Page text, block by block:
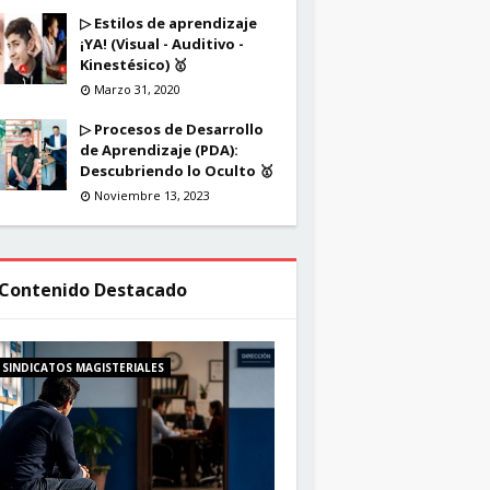
▷ Estilos de aprendizaje
¡YA! (Visual - Auditivo -
Kinestésico) 🥇
Marzo 31, 2020
▷ Procesos de Desarrollo
de Aprendizaje (PDA):
Descubriendo lo Oculto 🥇
Noviembre 13, 2023
Destacado
SINDICATOS MAGISTERIALES